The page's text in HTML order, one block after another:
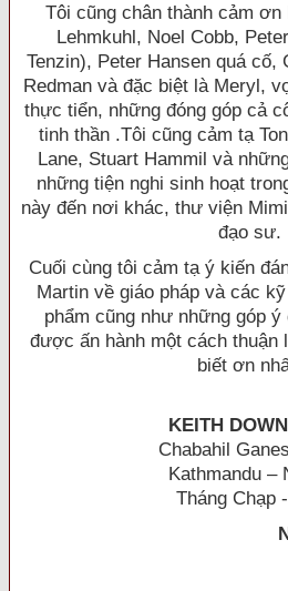
Tôi cũng chân thành cảm ơn
Lehmkuhl, Noel Cobb,
Tenzin), Peter Hansen quá cố,
Redman và đặc biệt là Meryl,
thực tiển, những đóng góp cả
tinh thần .Tôi cũng cảm tạ
Lane, Stuart Hammil và
những tiện nghi sinh hoạt
này đến nơi khác, thư viện
đạo sư.
Cuối cùng tôi cảm tạ ý kiến
Martin về giáo pháp và các
phẩm cũng như những góp
được ấn hành một cách
biết ơn
KEITH
Chabahil
Kathmandu –
Tháng Chạp